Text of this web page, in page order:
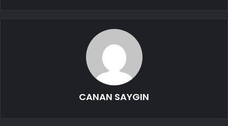
CANAN SAYGIN